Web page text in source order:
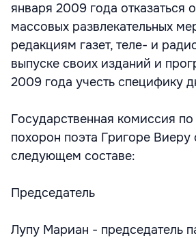
января 2009 года отказаться
массовых развлекательных
редакциям газет, теле- и
выпуске своих изданий и
2009 года учесть специфику
Государственная комиссия
похорон поэта Григоре Виеру
следующем составе:
Председатель
Лупу Мариан - председатель